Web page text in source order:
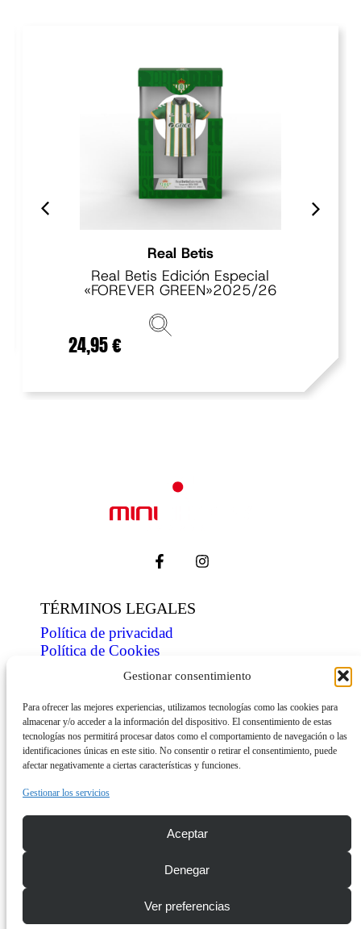
Gestionar consentimiento
Para ofrecer las mejores experiencias, utilizamos tecnologías como las cookies para
almacenar y/o acceder a la información del dispositivo. El consentimiento de estas
tecnologías nos permitirá procesar datos como el comportamiento de navegación o las
identificaciones únicas en este sitio. No consentir o retirar el consentimiento, puede
afectar negativamente a ciertas características y funciones.
Gestionar los servicios
Aceptar
Denegar
Ver preferencias
Real Betis
Real Betis Edición Especial
«FOREVER GREEN»2025/26
24,95€
TÉRMINOS LEGALES
Política de privacidad
Política de Cookies
Condiciones de venta
ÍNDICE
Tienda
Personaliza
Contacto
INFORMACIÓN
Descarga dossier